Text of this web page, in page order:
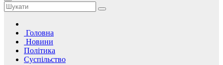
Головна
Новини
Політика
Суспільство